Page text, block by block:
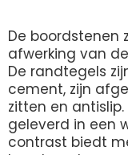
De boordstenen
afwerking van
De randtegels
cement, zijn
zitten en
geleverd in een
contrast biedt